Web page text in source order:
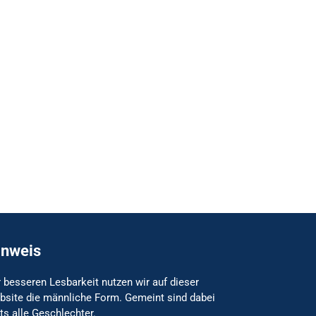
besseren Lesbarkeit nutzen wir auf dieser
die männliche Form. Gemeint sind dabei
alle Geschlechter.